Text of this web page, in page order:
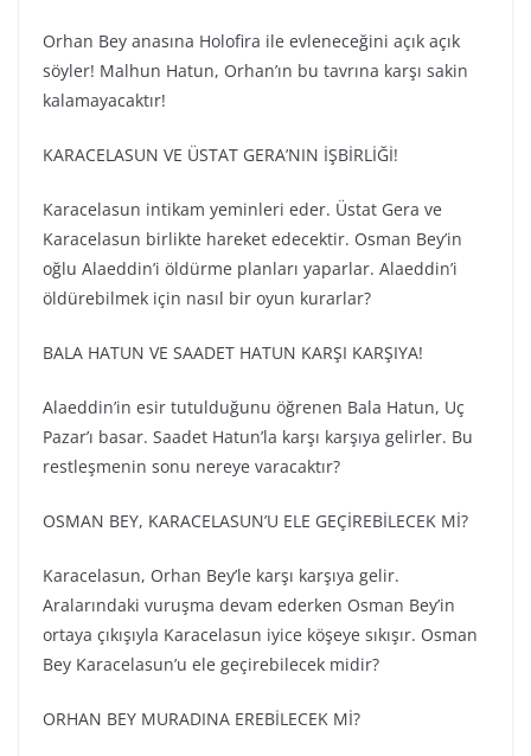
Orhan Bey anasına Holofira ile evleneceğini açık açık
söyler! Malhun Hatun, Orhan’ın bu tavrına karşı sakin
kalamayacaktır!
KARACELASUN VE ÜSTAT GERA’NIN İŞBİRLİĞİ!
Karacelasun intikam yeminleri eder. Üstat Gera ve
Karacelasun birlikte hareket edecektir. Osman Bey’in
oğlu Alaeddin’i öldürme planları yaparlar. Alaeddin’i
öldürebilmek için nasıl bir oyun kurarlar?
BALA HATUN VE SAADET HATUN KARŞI KARŞIYA!
Alaeddin’in esir tutulduğunu öğrenen Bala Hatun, Uç
Pazar’ı basar. Saadet Hatun’la karşı karşıya gelirler. Bu
restleşmenin sonu nereye varacaktır?
OSMAN BEY, KARACELASUN’U ELE GEÇİREBİLECEK Mİ?
Karacelasun, Orhan Bey’le karşı karşıya gelir.
Aralarındaki vuruşma devam ederken Osman Bey’in
ortaya çıkışıyla Karacelasun iyice köşeye sıkışır. Osman
Bey Karacelasun’u ele geçirebilecek midir?
ORHAN BEY MURADINA EREBİLECEK Mİ?